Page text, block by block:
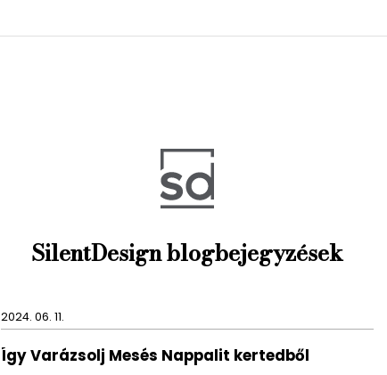
SilentDesign blogbejegyzések
2024. 06. 11.
Így Varázsolj Mesés Nappalit kertedből